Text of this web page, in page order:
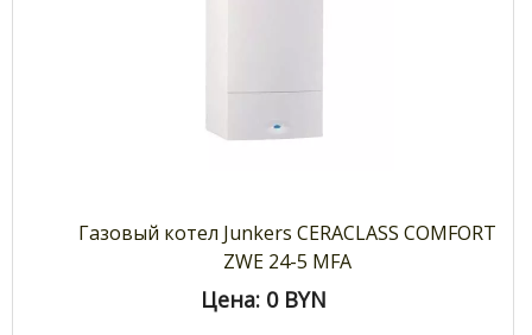
Газовый котел Junkers CERACLASS COMFORT
ZWE 24-5 MFA
Цена: 0 BYN